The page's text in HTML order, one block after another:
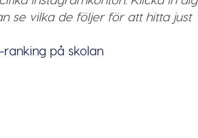
se vilka de följer för att hitta just
på skolan